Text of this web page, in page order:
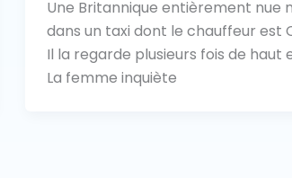
Une Britannique entièrement nue
dans un taxi dont le chauffeur est
Il la regarde plusieurs fois de haut
La femme inquiète